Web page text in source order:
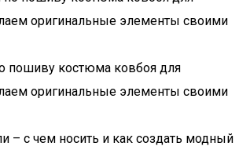
пошиву костюма ковбоя для
оригинальные элементы своими